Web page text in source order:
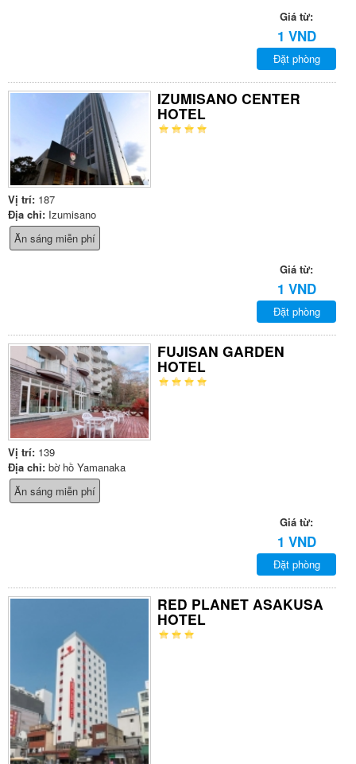
Giá từ:
1 VND
Đặt phòng
IZUMISANO CENTER
HOTEL
Vị trí: 187
Địa chỉ: Izumisano
Ăn sáng miễn phí
Giá từ:
1 VND
Đặt phòng
FUJISAN GARDEN
HOTEL
Vị trí: 139
Địa chỉ: bờ hồ Yamanaka
Ăn sáng miễn phí
Giá từ:
1 VND
Đặt phòng
RED PLANET ASAKUSA
HOTEL